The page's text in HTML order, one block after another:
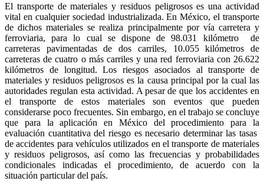
El transporte de materiales y residuos peligrosos es una actividad
vital en cualquier sociedad industrializada. En México, el transporte
de dichos materiales se realiza principalmente por vía carretera y
ferroviaria, para lo cual se dispone de 98.031 kilómetro
de
carreteras pavimentadas de dos carriles, 10.055 kilómetros de
carreteras de cuatro o más carriles y una red ferroviaria con 26.622
kilómetros de longitud. Los riesgos asociados al transporte de
materiales y residuos peligrosos es la causa principal por la cual las
autoridades regulan esta actividad. A pesar de que los accidentes en
el transporte de estos materiales son eventos que pueden
considerarse poco frecuentes. Sin embargo, en el trabajo se concluye
que para la aplicación en México del procedimiento para la
evaluación cuantitativa del riesgo es necesario determinar las tasas
de accidentes para vehículos utilizados en el transporte de materiales
y residuos peligrosos, así como las frecuencias y probabilidades
condicionales indicadas el procedimiento, de acuerdo con la
situación particular del país.